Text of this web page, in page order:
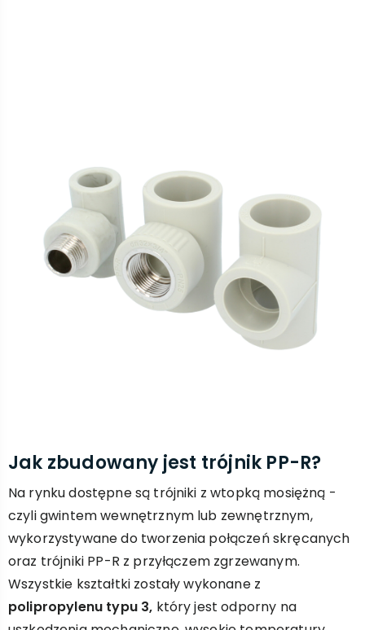
Jak zbudowany jest trójnik PP-R?
Na rynku dostępne są trójniki z wtopką mosiężną -
czyli gwintem wewnętrznym lub zewnętrznym,
wykorzystywane do tworzenia połączeń skręcanych
oraz trójniki PP-R z przyłączem zgrzewanym.
Wszystkie kształtki zostały wykonane z
polipropylenu typu 3, który jest odporny na